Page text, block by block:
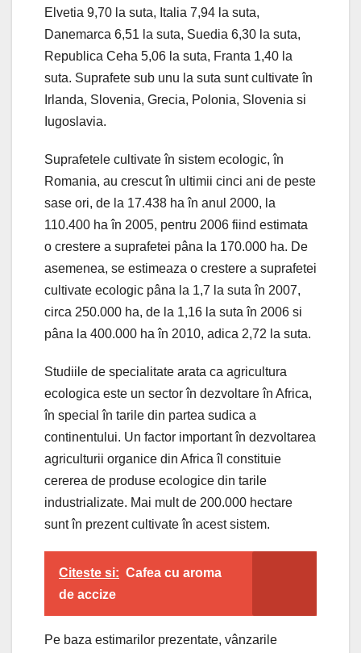
Elvetia 9,70 la suta, Italia 7,94 la suta,
Danemarca 6,51 la suta, Suedia 6,30 la suta,
Republica Ceha 5,06 la suta, Franta 1,40 la
suta. Suprafete sub unu la suta sunt cultivate în
Irlanda, Slovenia, Grecia, Polonia, Slovenia si
Iugoslavia.
Suprafetele cultivate în sistem ecologic, în
Romania, au crescut în ultimii cinci ani de peste
sase ori, de la 17.438 ha în anul 2000, la
110.400 ha în 2005, pentru 2006 fiind estimata
o crestere a suprafetei pâna la 170.000 ha. De
asemenea, se estimeaza o crestere a suprafetei
cultivate ecologic pâna la 1,7 la suta în 2007,
circa 250.000 ha, de la 1,16 la suta în 2006 si
pâna la 400.000 ha în 2010, adica 2,72 la suta.
Studiile de specialitate arata ca agricultura
ecologica este un sector în dezvoltare în Africa,
în special în tarile din partea sudica a
continentului. Un factor important în dezvoltarea
agriculturii organice din Africa îl constituie
cererea de produse ecologice din tarile
industrializate. Mai mult de 200.000 hectare
sunt în prezent cultivate în acest sistem.
Citeste si: Cafea cu aroma
de accize
Pe baza estimarilor prezentate, vânzarile